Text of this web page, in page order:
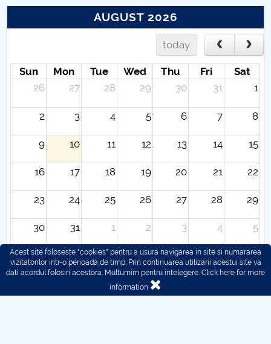
AUGUST 2026
today
Sun Mon Tue Wed Thu Fri
Sat
26
27 28 29 30 31 1
2 3 4 5 6 7 8
9 10 11 12 13 14 15
16 17 18 19 20 21 22
23 24 25 26 27 28 29
30 31 1 2 3 4 5
Acest site foloseste "cookies" pentru a usura navigarea in site si numararea
vizitatorilor intr-o perioada de timp. Prin continuarea utilizarii acestui site va
dati acordul folosiri acestora. Multumim pentru intelegere. Click here for more
information